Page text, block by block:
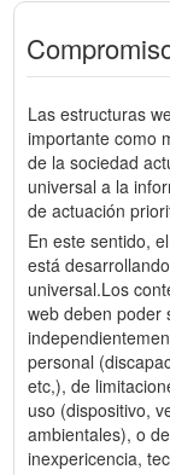
Las estructuras
importante como
de la sociedad
universal a la
de actuación
En este sentido,
está
universal.Los
web deben poder
personal
etc,), de
uso (dispositivo,
ambientales), o
inexpericencia,